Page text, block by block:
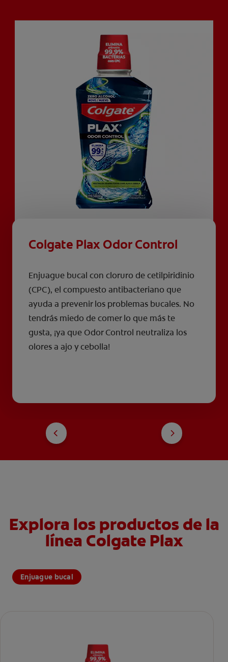
Colgate Plax Odor Control
Enjuague bucal con cloruro de cetilpiridinio
(CPC), el compuesto antibacteriano que
ayuda a prevenir los problemas bucales. No
tendrás miedo de comer lo que más te
gusta, ¡ya que Odor Control neutraliza los
olores a ajo y cebolla!
Explora los productos de la
línea Colgate Plax
Enjuague bucal